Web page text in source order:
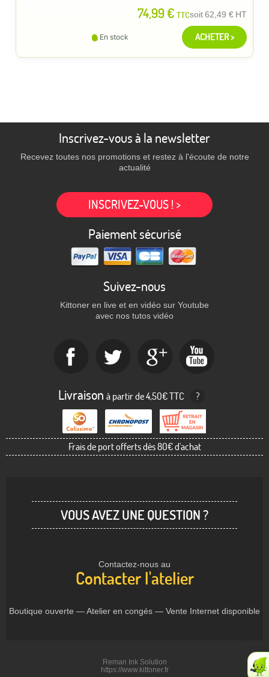
74,99 € TTCsoit62,49 € HT
En stock ACHETER >
Inscrivez-vous à la newsletter
Recevez toutes nos promotions et restez à l'écoute de notre
actualité
INSCRIVEZ-VOUS ! >
Paiement sécurisé
Suivez-nous
Kittoner en live et en vidéo sur Youtube
avec nos tutos vidéo
Livraison à partir de 4,50€ TTC ?
Frais de port offerts dès 80€ d'achat
VOUS AVEZ UNE QUESTION ?
Contactez-nous au
Contacter l'atelier
Boutique ouverte — Atelier en congés — Vente Internet disponible
Reman Ink Solution
https://www.kittoner.fr